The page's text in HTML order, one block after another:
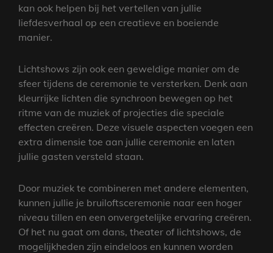
kan ook helpen bij het vertellen van jullie
liefdesverhaal op een creatieve en boeiende
manier.
Lichtshows zijn ook een geweldige manier om de
sfeer tijdens de ceremonie te versterken. Denk aan
kleurrijke lichten die synchroon bewegen op het
ritme van de muziek of projecties die speciale
effecten creëren. Deze visuele aspecten voegen een
extra dimensie toe aan jullie ceremonie en laten
jullie gasten versteld staan.
Door muziek te combineren met andere elementen,
kunnen jullie je bruiloftsceremonie naar een hoger
niveau tillen en een onvergetelijke ervaring creëren.
Of het nu gaat om dans, theater of lichtshows, de
mogelijkheden zijn eindeloos en kunnen worden